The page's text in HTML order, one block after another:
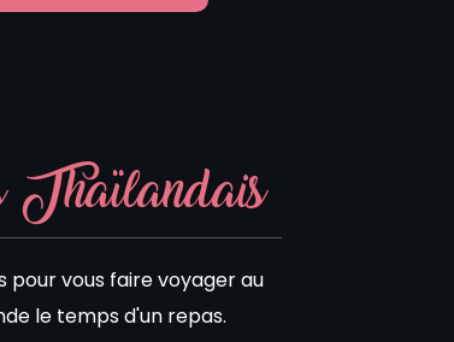
pour vous faire voyager au
le temps d'un repas.